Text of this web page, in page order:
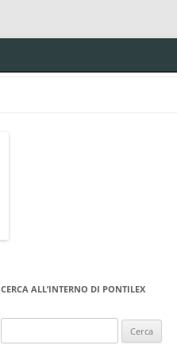
CERCA ALL’INTERNO DI PONTILEX
per: